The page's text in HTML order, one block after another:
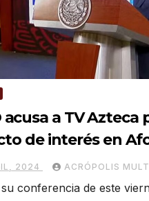
acusa a TV Azteca
de interés en
2024 ACRÓPOLIS
conferencia de este